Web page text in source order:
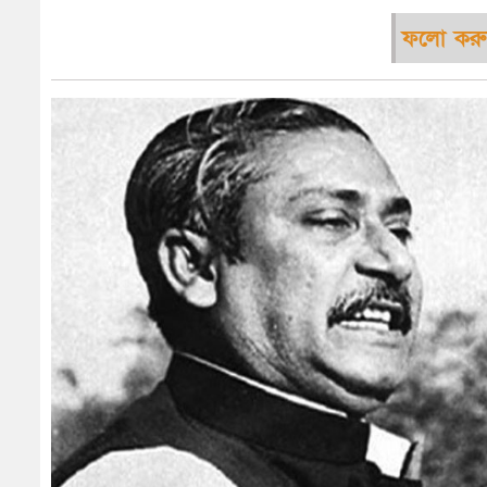
ফলো